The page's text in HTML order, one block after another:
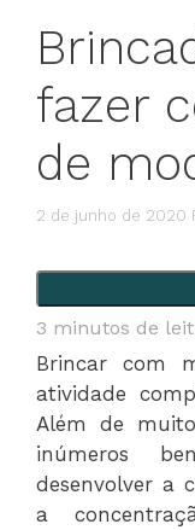
fazer
de
2 de junho de 2020
3 minutos de
Brincar com
atividade
Além de
inúmeros
desenvolver a
a